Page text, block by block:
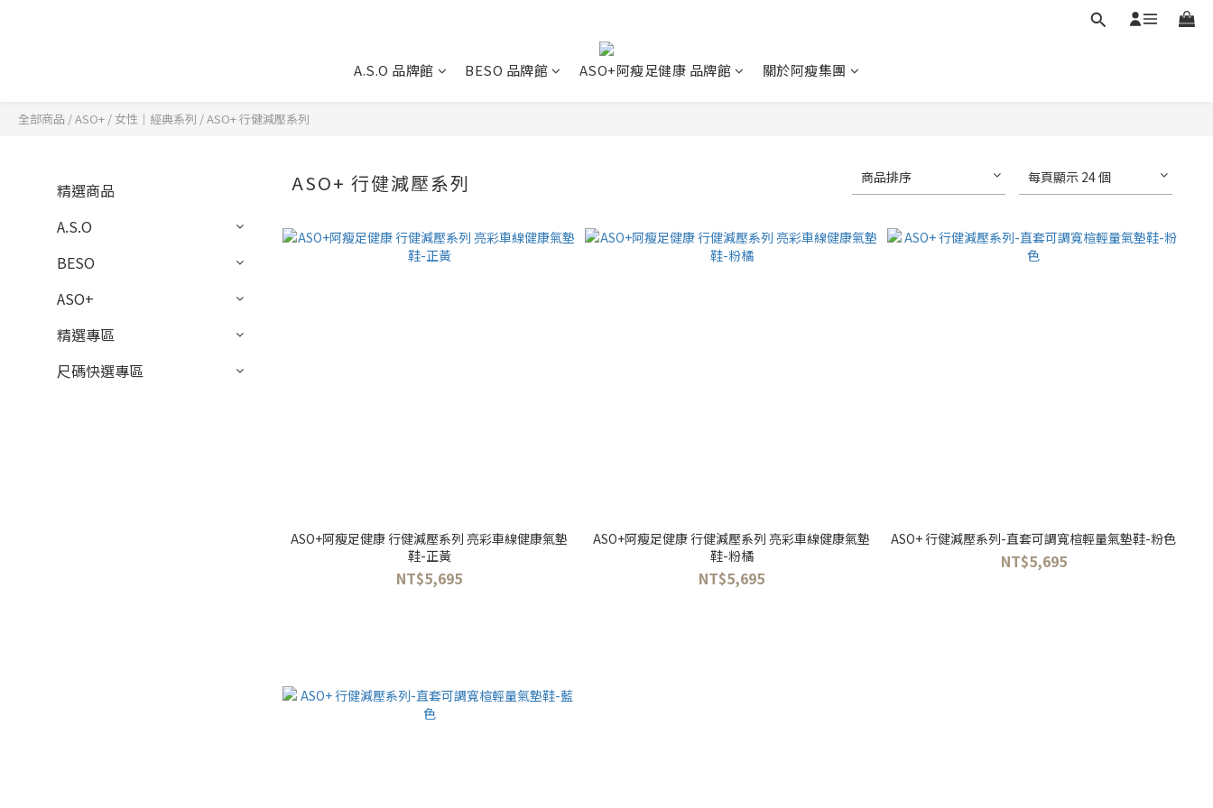
A.S.O 品牌館 BESO 品牌館 ASO+阿瘦足健康 品牌館 關於阿瘦集團
全部商品 /ASO+ / 女性｜經典系列 /ASO+ 行健減壓系列
精選商品
A.S.O
BESO
ASO+
精選專區
尺碼快選專區
ASO+ 行健減壓系列 商品排序 每頁顯示 24 個
ASO+阿瘦足健康 行健減壓系列 亮彩車線健康氣墊
鞋-正黃
NT$5,695
ASO+阿瘦足健康 行健減壓系列 亮彩車線健康氣墊
鞋-粉橘
NT$5,695
ASO+ 行健減壓系列-直套可調寬楦輕量氣墊鞋-粉色
NT$5,695